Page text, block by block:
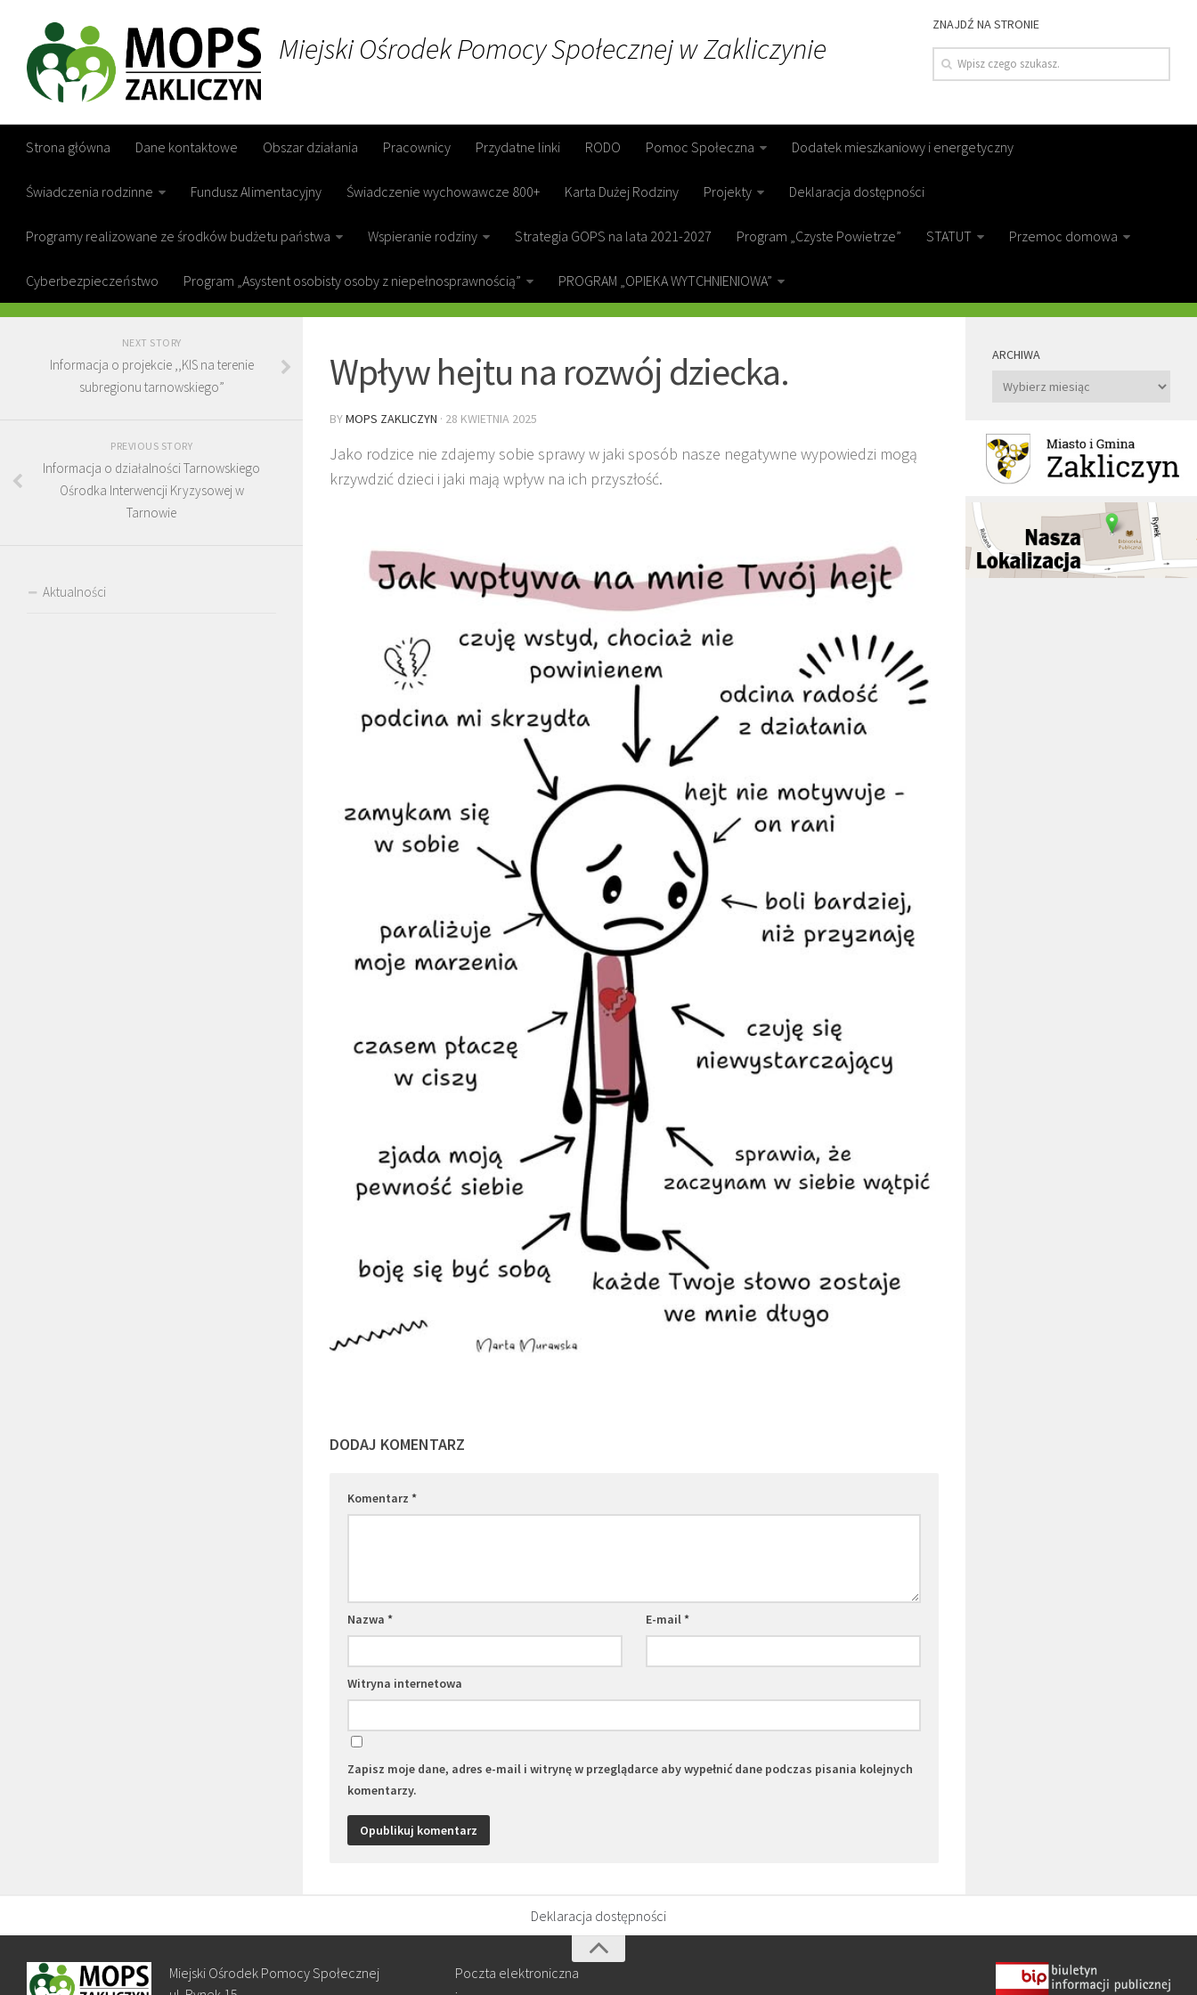
Miejski Ośrodek Pomocy Społecznej w Zakliczynie
ZNAJDŹ NA STRONIE
Strona główna Dane kontaktowe Obszar działania Pracownicy Przydatne linki RODO Pomoc Społeczna Dodatek mieszkaniowy i energetyczny
Świadczenia rodzinne Fundusz Alimentacyjny Świadczenie wychowawcze 800+ Karta Dużej Rodziny Projekty Deklaracja dostępności
Programy realizowane ze środków budżetu państwa Wspieranie rodziny Strategia GOPS na lata 2021-2027 Program „Czyste Powietrze” STATUT Przemoc domowa
Cyberbezpieczeństwo Program „Asystent osobisty osoby z niepełnosprawnością” PROGRAM „OPIEKA WYTCHNIENIOWA”
GOPS ZAKLICZYN
Wpływ hejtu na rozwój dziecka.
BYMOPS ZAKLICZYN · 28 KWIETNIA 2025
Jako rodzice nie zdajemy sobie sprawy w jaki sposób nasze negatywne wypowiedzi mogą
krzywdzić dzieci i jaki mają wpływ na ich przyszłość.
DODAJ KOMENTARZ
Komentarz *
Nazwa * E-mail*
Witryna internetowa
Zapisz moje dane, adres e-mail i witrynę w przeglądarce aby wypełnić dane podczas pisania kolejnych
komentarzy.
NEXT STORY
Informacja o projekcie ,,KIS na terenie
subregionu tarnowskiego”
PREVIOUS STORY
Informacja o działalności Tarnowskiego
Ośrodka Interwencji Kryzysowej w
Tarnowie
Aktualności
ARCHIWA
Archiwa
Deklaracja dostępności
Miejski Ośrodek Pomocy Społecznej
Poczta elektroniczna